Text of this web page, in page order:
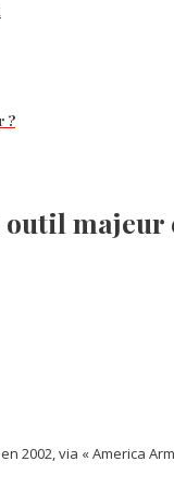
?
majeur
2002, via « America